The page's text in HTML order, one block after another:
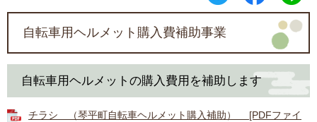
自転車用ヘルメット購入費補助事業
自転車用ヘルメットの購入費用を補助します
チラシ （琴平町自転車ヘルメット購入補助） [PDFファイ